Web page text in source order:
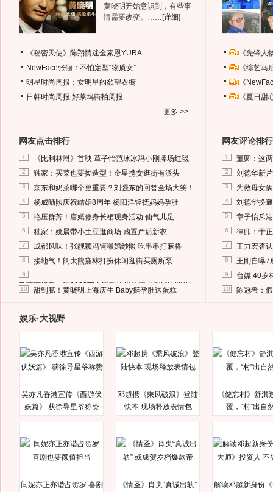
黄晓明开始意识到，有些事
情需要改变。…… [详细]
《秘密天使》陈翔情迷金素恩YURA
NewFace张俪：不怕定型“物质女”
明星时尚周报：女明星的欲望衣橱
日韩时尚周报 好莱坞街拍周报
更多 >>
《先锋
《综艺
《
《夏日
网友点击排行
1 《比利林恩》首映 章子怡范冰冰冯小刚捧场红毯
2 独家：买菜也要拗造型！金星携女逛街有派头
3 京东和奶茶哪个更重要？刘强东的回答全场大笑！
4 杨威晒照庆祝结婚8周年 杨阳洋轻抚妈妈孕肚
5 艳压群芳！唐嫣修身长裙现身活动 仙气儿足
6 独家：姚晨带小土豆逛商场 购置产后新衣
7 成都风味！张靓颖冯轲曝婚纱照 吃串串打麻将
8 接地气！阔太熊黛林打扮休闲逛街买厕所泵
9
马蓉离婚后，砸1000万人民币给媒体要求删掉这照片
10 甜到腻！黄晓明上海庆生 Baby挺孕肚送蛋糕
网友评论排行
1 董卿：这
2 刘德华新
3 为救母女
4 刘德华扮
5 章子怡斥
6 律师：于
7 王力宏否
8 王刚自曝7
9 台媒:40岁
10 陈冠希：
娱乐·大视野
吴亦凡香港宣传《西游伏
妖篇》 获徐导星爷称赞
邓超携《乘风破浪》登陆
快本 现场释放表情包
《健忘村》舒淇
覆，“村”出自
闫妮亦正亦谐占贺岁 喜剧
《情圣》肖央“真诚出轨”
解读邓超新身份